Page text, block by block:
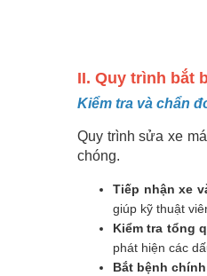
II. Quy trình bắt
Kiểm tra và chẩn
Quy trình sửa xe
chóng.
Tiếp nhận xe
giúp kỹ thuật
Kiểm tra tổng
phát hiện các
Bắt bệnh